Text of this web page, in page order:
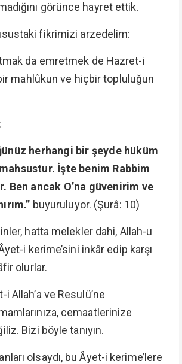
görünce hayret ettik.
fikrimizi arzedelim:
da emretmek de Hazret-i
mahlûkun ve hiçbir topluluğun
herhangi bir şeyde hüküm
İşte benim Rabbim
Ben ancak O’na güvenirim ve
buyuruluyor. (Şurâ: 10)
hatta melekler dahi, Allah-u
i kerime’sini inkâr edip karşı
olurlar.
Allah’a ve Resulü’ne
cemaatlerinize
Bizi böyle tanıyın.
olsaydı, bu Âyet-i kerime’lere